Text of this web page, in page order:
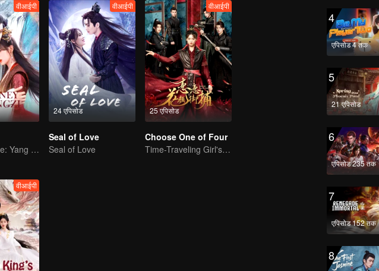
वीआईपी
Ethereal Love: Yang Chaoyue & Xu Zhengxi
24 एपिसोड
वीआईपी
Seal of Love
Seal of Love
25 एपिसोड
वीआईपी
Choose One of Four
Time-Traveling Girl's Quest to Win Over Four Handsome Men
वीआईपी
4
एपिसोड 4 तक
5
21 एपिसोड
6
एपिसोड 235 तक
7
एपिसोड 152 तक
8